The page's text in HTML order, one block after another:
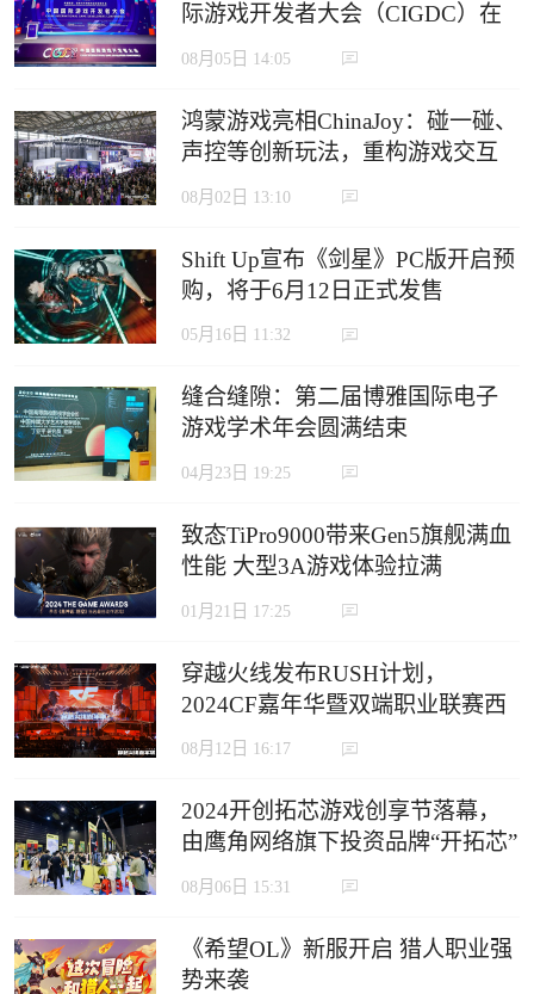
际游戏开发者大会（CIGDC）在
虹口北外滩成功举办
08月05日 14:05
鸿蒙游戏亮相ChinaJoy：碰一碰、
声控等创新玩法，重构游戏交互
边界
08月02日 13:10
Shift Up宣布《剑星》PC版开启预
购，将于6月12日正式发售
05月16日 11:32
缝合缝隙：第二届博雅国际电子
游戏学术年会圆满结束
04月23日 19:25
致态TiPro9000带来Gen5旗舰满血
性能 大型3A游戏体验拉满
01月21日 17:25
穿越火线发布RUSH计划，
2024CF嘉年华暨双端职业联赛西
安收官
08月12日 16:17
2024开创拓芯游戏创享节落幕，
由鹰角网络旗下投资品牌“开拓芯”
举办
08月06日 15:31
《希望OL》新服开启 猎人职业强
势来袭